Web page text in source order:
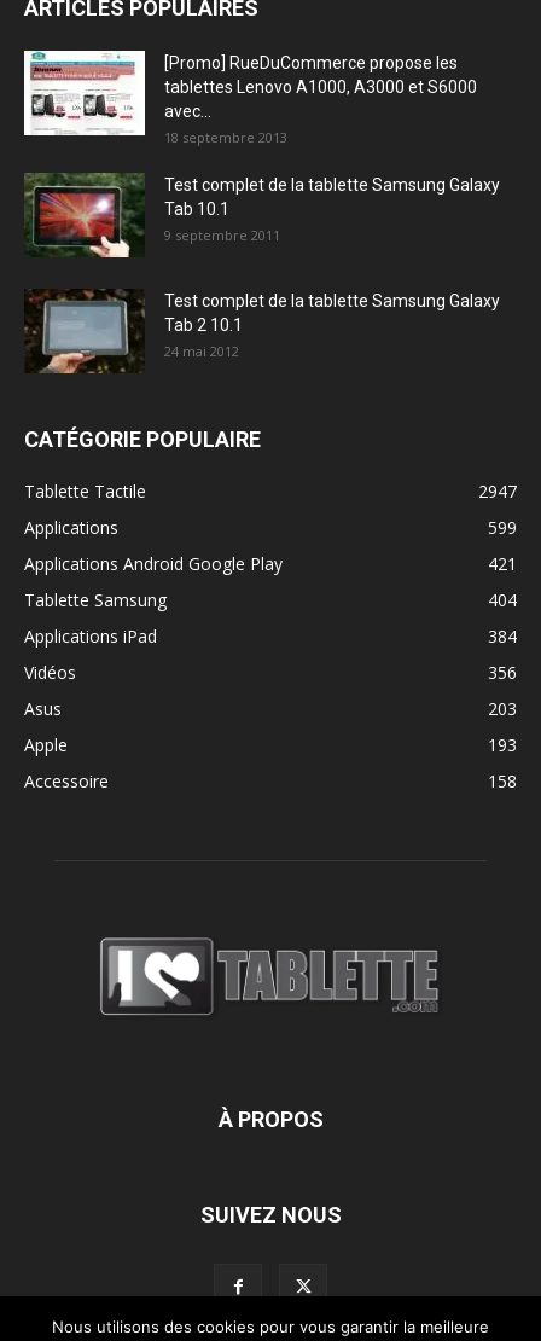
ARTICLES POPULAIRES
[Promo] RueDuCommerce propose les
tablettes Lenovo A1000, A3000 et S6000
avec...
18 septembre 2013
Test complet de la tablette Samsung Galaxy
Tab 10.1
9 septembre 2011
Test complet de la tablette Samsung Galaxy
Tab 2 10.1
24 mai 2012
CATÉGORIE POPULAIRE
Tablette Tactile
2947
Applications
599
Applications Android Google Play
421
Tablette Samsung
404
Applications iPad
384
Vidéos
356
Asus
203
Apple
193
Accessoire
158
À PROPOS
SUIVEZ NOUS
Nous utilisons des cookies pour vous garantir la meilleure